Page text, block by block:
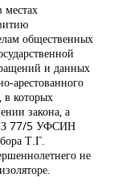
общественных
и данных
арестованного
которых
закона, а
77/5 УФСИН
Т.Г.
не